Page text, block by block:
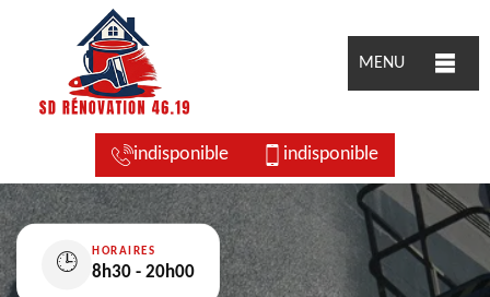
MENU
indisponible indisponible
🕒
HORAIRES
8h30 - 20h00